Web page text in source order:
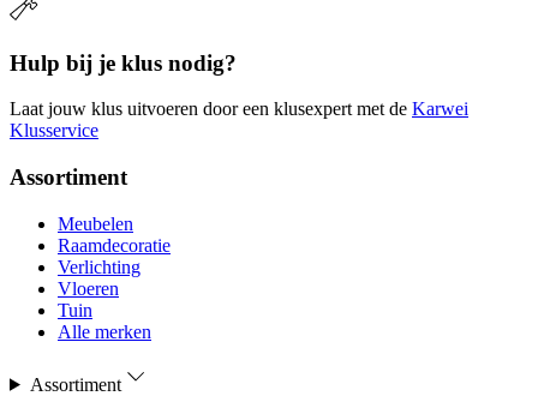
Hulp bij je klus nodig?
Laat jouw klus uitvoeren door een klusexpert met de Karwei
Klusservice
Assortiment
Meubelen
Raamdecoratie
Verlichting
Vloeren
Tuin
Alle merken
Assortiment